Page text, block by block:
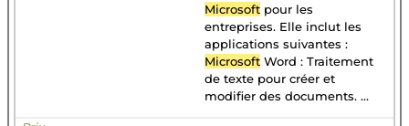
Microsoft pour les
entreprises. Elle inclut les
applications suivantes :
Microsoft Word : Traitement
de texte pour créer et
modifier des documents. ...